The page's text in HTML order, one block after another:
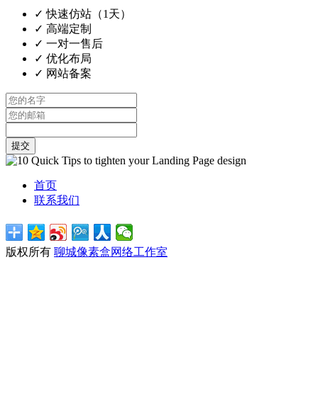
✓ 快速仿站（1天）
✓ 高端定制
✓ 一对一售后
✓ 优化布局
✓ 网站备案
提交
首页
联系我们
版权所有 聊城像素盒网络工作室